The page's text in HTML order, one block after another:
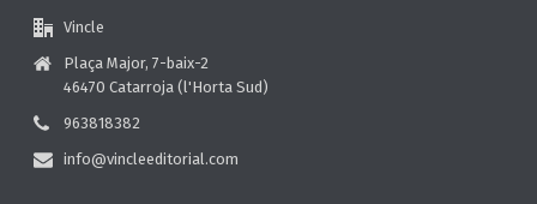
Vincle
Plaça Major, 7-baix-2
46470 Catarroja (l'Horta Sud)
963818382
info@vincleeditorial.com